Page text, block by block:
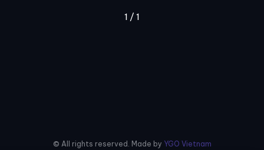
1 / 1
© All rights reserved. Made by YGO Vietnam